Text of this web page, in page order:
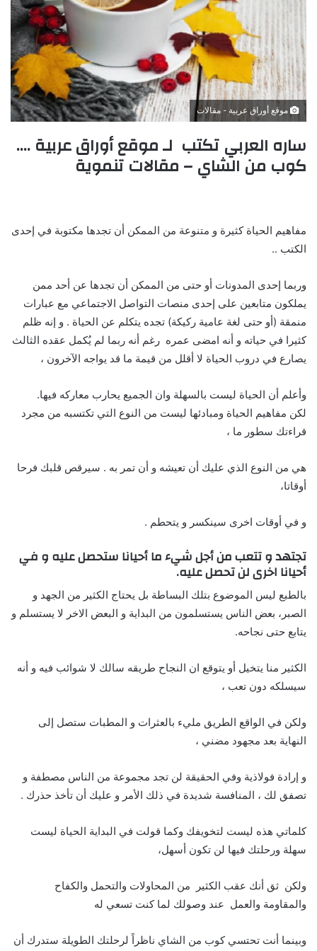
w
t
e
r
i
l
موقع أوراق عربية - مقالات
ساره العربي تكتب لـ موقع أوراق عربية ….
كوب من الشاي – مقالات تنموية
مفاهيم الحياة كثيرة و متنوعة من الممكن أن تجدها مكتوبة في إحدى
الكتب ..
وربما إحدى المدونات أو حتى من الممكن أن تجدها عن أحد ممن
يملكون متابعين على إحدى منصات التواصل الاجتماعي مع عبارات
منمقة (أو حتى لغة عامية ركيكة) تجده يتكلم عن الحياة . و إنه ظلم
كثيرا في حياته و أنه امضى عمره رغم أنه ربما لم يُكمل عقده الثالث
يصارع في دروب الحياة لا أقلل من قيمة ما قد يواجه الآخرون ،
وأعلم أن الحياة ليست بالسهلة وان الجميع يحارب معاركه فيها.
لكن مفاهيم الحياة ومبادئها ليست من النوع التي تكتسبه من مجرد
قراءتك سطور ما ،
هي من النوع الذي عليك أن تعيشه و أن تمر به . سيرقص قلبك فرحا
أوقاتا،
و في أوقات اخرى سينكسر و يتحطم .
تجتهد و تتعب من أجل شيء ما أحيانا ستحصل عليه و في
أحيانا اخرى لن تحصل عليه.
بالطبع ليس الموضوع بتلك البساطة بل يحتاج الكثير من الجهد و
الصبر، بعض الناس يستسلمون من البداية و البعض الاخر لا يستسلم و
يتابع حتى نجاحه.
الكثير منا يتخيل أو يتوقع ان النجاح طريقه سالك لا شوائب فيه و أنه
سيسلكه دون تعب ،
ولكن في الواقع الطريق مليء بالعثرات و المطبات ستصل إلى
النهاية بعد مجهود مضني ،
و إرادة فولاذية وفي الحقيقة لن تجد مجموعة من الناس مصطفة و
تصفق لك ، المنافسة شديدة في ذلك الأمر و عليك أن تأخذ حذرك .
كلماتي هذه ليست لتخويفك وكما قولت في البداية الحياة ليست
سهلة ورحلتك فيها لن تكون أسهل،
ولكن ثق أنك عقب الكثير من المحاولات والتحمل والكفاح
والمقاومة والعمل عند وصولك لما كنت تسعي له
وبينما أنت تحتسي كوب من الشاي ناظراً لرحلتك الطويلة ستدرك أن